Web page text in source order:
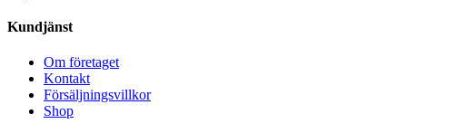
Kundjänst
Om företaget
Kontakt
Försäljningsvillkor
Shop